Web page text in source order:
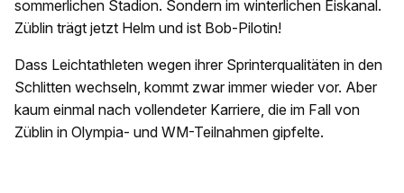
sommerlichen Stadion. Sondern im winterlichen Eiskanal.
Züblin trägt jetzt Helm und ist Bob-Pilotin!
Dass Leichtathleten wegen ihrer Sprinterqualitäten in den
Schlitten wechseln, kommt zwar immer wieder vor. Aber
kaum einmal nach vollendeter Karriere, die im Fall von
Züblin in Olympia- und WM-Teilnahmen gipfelte.